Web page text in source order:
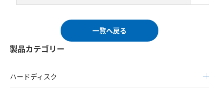
一覧へ戻る
製品カテゴリー
ハードディスク